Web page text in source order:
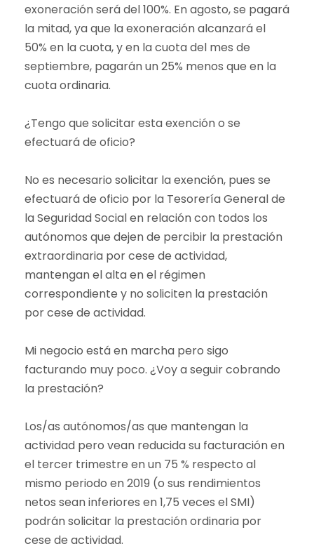
exoneración será del 100%. En agosto, se pagará
la mitad, ya que la exoneración alcanzará el
50% en la cuota, y en la cuota del mes de
septiembre, pagarán un 25% menos que en la
cuota ordinaria.
¿Tengo que solicitar esta exención o se
efectuará de oficio?
No es necesario solicitar la exención, pues se
efectuará de oficio por la Tesorería General de
la Seguridad Social en relación con todos los
autónomos que dejen de percibir la prestación
extraordinaria por cese de actividad,
mantengan el alta en el régimen
correspondiente y no soliciten la prestación
por cese de actividad.
Mi negocio está en marcha pero sigo
facturando muy poco. ¿Voy a seguir cobrando
la prestación?
Los/as autónomos/as que mantengan la
actividad pero vean reducida su facturación en
el tercer trimestre en un 75 % respecto al
mismo periodo en 2019 (o sus rendimientos
netos sean inferiores en 1,75 veces el SMI)
podrán solicitar la prestación ordinaria por
cese de actividad.